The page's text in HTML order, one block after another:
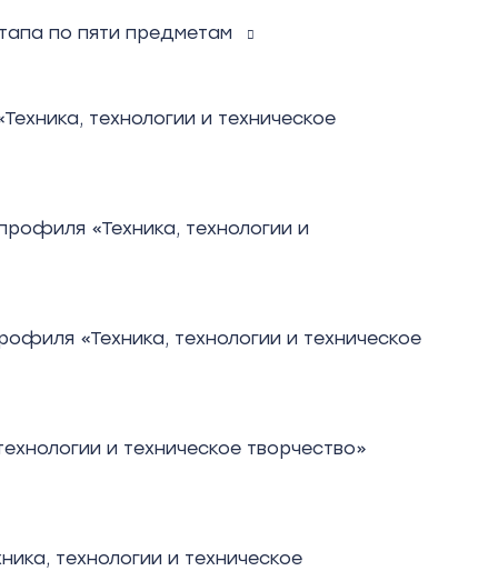
по пяти предметам
технологии и техническое
«Техника, технологии и
«Техника, технологии и техническое
и техническое творчество»
технологии и техническое